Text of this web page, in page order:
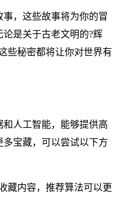
，这些故事将为你的冒
是关于古老文明的?辉
些秘密都将让你对世界有
人工智能，能够提供高
宝藏，可以尝试以下方
藏内容，推荐算法可以更